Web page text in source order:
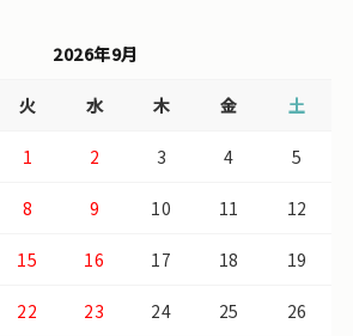
2026年9月
火 水 木 金 土
1 2 3 4 5
8 9 10 11 12
15 16 17 18 19
22 23 24 25 26